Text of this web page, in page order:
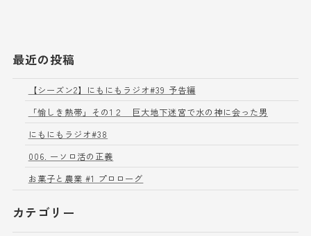
最近の投稿
【シーズン2】にもにもラジオ#39 予告編
「愉しき熱帯」その1２ 巨大地下迷宮で水の神に会った男
にもにもラジオ#38
006. ーソロ活の正義
お菓子と農業 #1 プロローグ
カテゴリー